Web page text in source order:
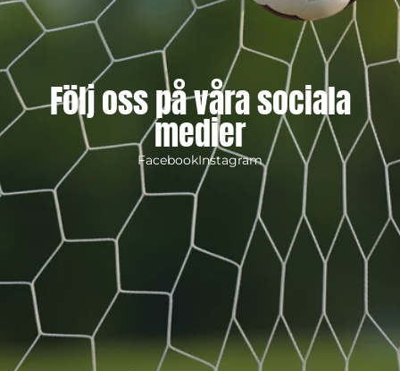
Följ oss på våra sociala
medier
FacebookInstagram